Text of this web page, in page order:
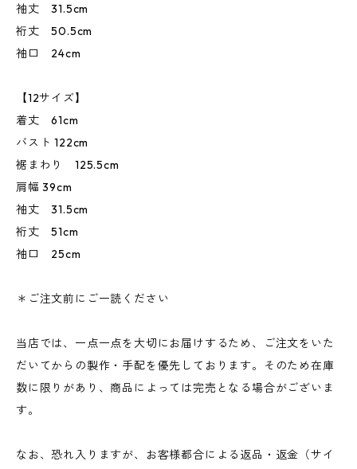
袖丈 31.5cm
裄丈 50.5cm
袖口 24cm
【12サイズ】
着丈 61cm
バスト 122cm
裾まわり 125.5cm
肩幅 39cm
袖丈 31.5cm
裄丈 51cm
袖口 25cm
＊ご注文前にご一読ください
当店では、一点一点を大切にお届けするため、ご注文をいた
だいてからの製作・手配を優先しております。そのため在庫
数に限りがあり、商品によっては完売となる場合がございま
す。
なお、恐れ入りますが、お客様都合による返品・返金（サイ